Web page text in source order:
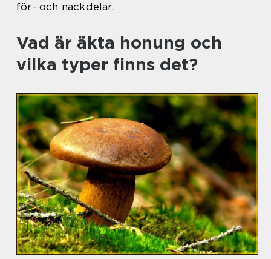
för- och nackdelar.
Vad är äkta honung och
vilka typer finns det?